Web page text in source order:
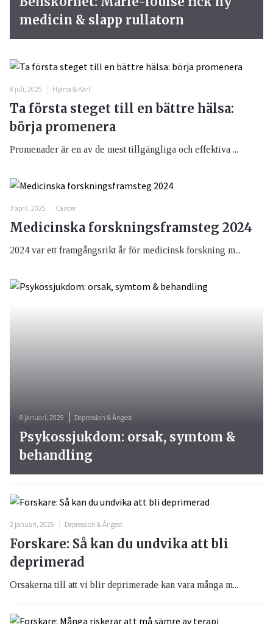
8 juli, 2025 Hjärta & Kärl
Ta första steget till en bättre hälsa:
börja promenera
Promenader är en av de mest tillgängliga och effektiva ...
3 april, 2025 Cancer
Medicinska forskningsframsteg 2024
2024 var ett framgångsrikt år för medicinsk forskning m...
medicin & slapp rullatorn
8 januari, 2025 Depression & Ångest
Psykossjukdom: orsak, symtom &
behandling
2 januari, 2025 Depression & Ångest
Forskare: Så kan du undvika att bli
deprimerad
Orsakerna till att vi blir deprimerade kan vara många m...